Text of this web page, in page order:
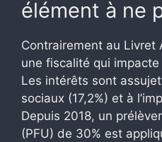
élément à ne
Contrairement au Livret
une fiscalité qui
Les intérêts sont
sociaux (17,2%) et à
Depuis 2018, un
(PFU) de 30% est